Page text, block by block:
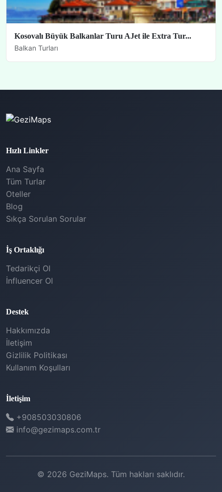
Kosovalı Büyük Balkanlar Turu AJet ile Extra Tur...
Balkan Turları
Hızlı Linkler
Ana Sayfa
Tüm Turlar
Oteller
Blog
Sıkça Sorulan Sorular
İş Ortaklığı
Tedarikçi Ol
İnfluencer Ol
Destek
Hakkımızda
İletişim
Gizlilik Politikası
Kullanım Koşulları
İletişim
+908503030806
info@gezimaps.com.tr
© 2026 GeziMaps. Tüm hakları saklıdır.